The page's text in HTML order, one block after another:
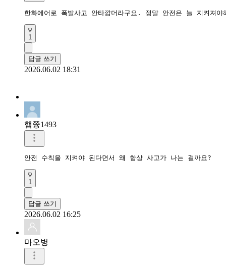
한화에어로 폭발사고 안타깝더라구요. 정말 안전은 늘 지켜져야
1
답글 쓰기
2026.06.02 18:31
햄쯍1493
안전 수칙을 지켜야 된다면서 왜 항상 사고가 나는 걸까요?
1
답글 쓰기
2026.06.02 16:25
마오병